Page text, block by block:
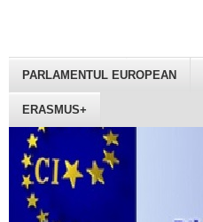
PARLAMENTUL EUROPEAN
ERASMUS+